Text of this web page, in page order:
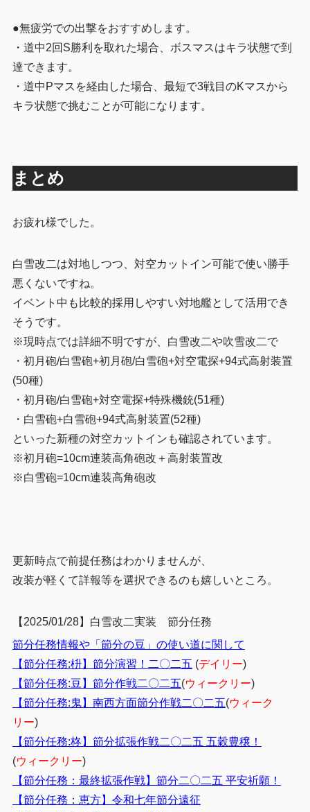
●無疲労での出撃をおすすめします。
・道中2回S勝利を取れた場合、ボスマスはキラ状態で到
達できます。
・道中Pマスを経由した場合、最短で3戦目のKマスから
キラ状態で挑むことが可能になります。
まとめ
お疲れ様でした。
白雪改二は対地しつつ、対空カットイン可能で使い勝手
悪くないですね。
イベント中も比較的採用しやすい対地艦として活用でき
そうです。
※現時点では詳細不明ですが、白雪改二や吹雪改二で
・初月砲/白雪砲+初月砲/白雪砲+対空電探+94式高射装置
(50種)
・初月砲/白雪砲+対空電探+特殊機銃(51種)
・白雪砲+白雪砲+94式高射装置(52種)
といった新種の対空カットインも確認されています。
※初月砲=10cm連装高角砲改＋高射装置改
※白雪砲=10cm連装高角砲改
更新時点で前提任務はわかりませんが、
改装が軽くて詳報等を選択できるのも嬉しいところ。
【2025/01/28】白雪改二実装 節分任務
節分任務情報や「節分の豆」の使い道に関して
【節分任務:枡】節分演習！二〇二五 (デイリー)
【節分任務:豆】節分作戦二〇二五(ウィークリー)
【節分任務:鬼】南西方面節分作戦二〇二五(ウィーク
リー)
【節分任務:柊】節分拡張作戦二〇二五 五穀豊穣！
(ウィークリー)
【節分任務：最終拡張作戦】節分二〇二五 平安祈願！
【節分任務：恵方】令和七年節分遠征